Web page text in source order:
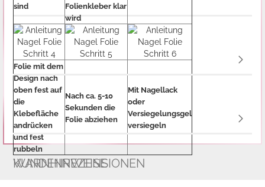
sind
Folienkleber klar
wird
Folie mit dem
Design nach
oben fest auf
die
Klebefläche
andrücken
und fest
rubbeln
Nach ca. 5-10
Sekunden die
Folie abziehen
Mit Nagellack
oder
Versiegelungsgel
versiegeln
WARNHINWEISE
KUNDENREZENSIONEN